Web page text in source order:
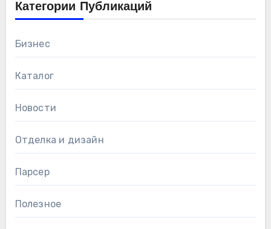
Категории Публикаций
Бизнес
Каталог
Новости
Отделка и дизайн
Парсер
Полезное